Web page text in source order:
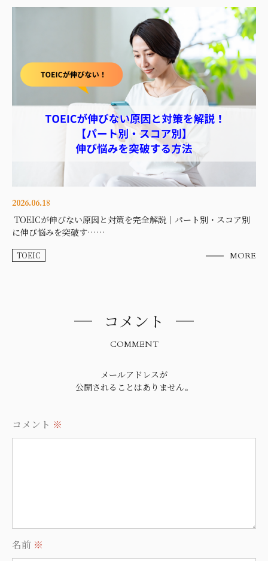
2026.06.18
TOEICが伸びない原因と対策を完全解説｜パート別・スコア別
に伸び悩みを突破す……
TOEIC MORE
コメント
COMMENT
メールアドレスが
公開されることはありません。
コメント ※
名前 ※